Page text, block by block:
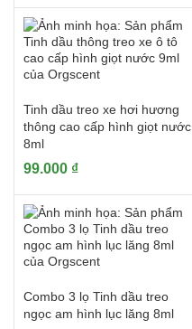
Tinh dầu treo xe hơi hương
thông cao cấp hình giọt nước
8ml
99.000 ₫
Combo 3 lọ Tinh dầu treo
ngọc am hình lục lăng 8ml